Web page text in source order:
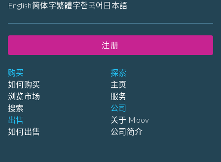
购买
如何购买
浏览市场
搜索
出售
如何出售
探索
主页
服务
公司
关于 Moov
公司简介
English简体字繁體字한국어 日本語
注册